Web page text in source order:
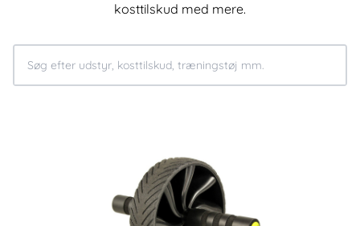
kosttilskud med mere.